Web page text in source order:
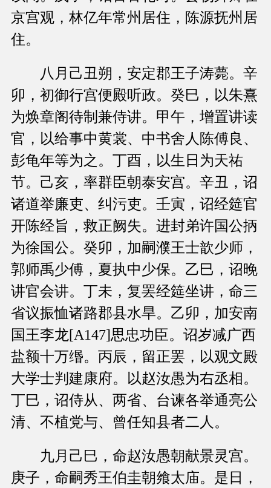
京宫观，林亿年常州居住，陈源抚州居
住。
八月己丑朔，安定郡王子涛薨。辛
卯，初御行宫便殿听政。癸巳，以朱熹
为焕章阁待制兼侍讲。甲午，增置讲读
官，以给事中黄裳、中书舍人陈傅良、
彭龟年等为之。丁酉，以生日为天祐
节。己亥，率群臣朝泰安宫。辛丑，诏
诸道举廉吏、纠污吏。壬寅，诏经筵官
开陈经旨，救正阙失。进封弟许国公抦
为徐国公。癸卯，加嗣濮王士歆少师，
郭师禹少傅，夏执中少保。乙巳，诏晚
讲官会讲。丁未，复罢经筵坐讲，命三
省议振恤诸路郡县水旱。乙卯，加安南
国王李龙[A147]思忠功臣。诏岁减广西
盐额十万缗。丙辰，留正罢，以观文殿
大学士判建康府。以赵汝愚为右丞相。
丁巳，诏侍从、两省、台谏各举通亮公
清、不植党与、曾任知县者二人。
九月己巳，命赵汝愚朝献景灵宫。
庚子，命嗣秀王伯圭朝飨太庙。是日，